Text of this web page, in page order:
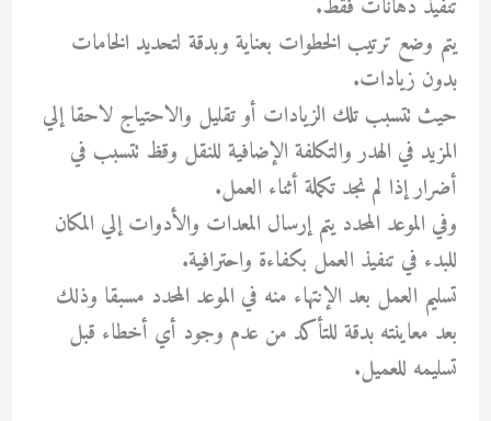
تنفيذ دهانات فقط.
يتم وضع ترتيب الخطوات بعناية وبدقة لتحديد الخامات
بدون زيادات.
حيث تتسبب تلك الزيادات أو تقليل والاحتياج لاحقا إلي
المزيد في الهدر والتكلفة الإضافية للنقل وقظ تتسبب في
أضرار إذا لم نجد تكملة أثناء العمل.
وفي الموعد المحدد يتم إرسال المعدات والأدوات إلي المكان
للبدء في تنفيذ العمل بكفاءة واحترافية.
تسليم العمل بعد الإنتهاء منه في الموعد المحدد مسبقا وذلك
بعد معاينته بدقة للتأكد من عدم وجود أي أخطاء قبل
تسليمه للعميل.